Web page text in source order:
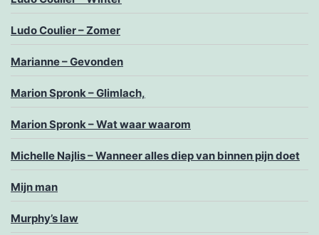
Ludo Coulier – Zomer
Marianne – Gevonden
Marion Spronk – Glimlach,
Marion Spronk – Wat waar waarom
Michelle Najlis – Wanneer alles diep van binnen pijn doet
Mijn man
Murphy’s law